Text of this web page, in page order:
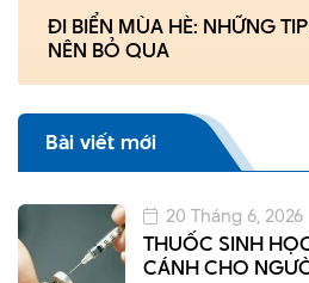
ĐI BIỂN MÙA HÈ: NHỮNG
NÊN BỎ QUA
Bài viết mới
THUỐC SINH
CÁNH CHO
20 Tháng 6, 2026